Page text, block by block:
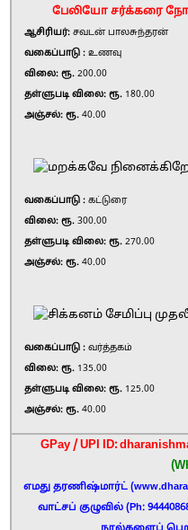
பேலியோ சர்க்கரை
ஆசிரியர்: சவடன் பாலசுந்தரன்
வகைப்பாடு : உணவு
விலை: ரூ. 200.00
தள்ளுபடி விலை: ரூ. 180.00
அஞ்சல்: ரூ. 40.00
வகைப்பாடு : கட்டுரை
விலை: ரூ. 300.00
தள்ளுபடி விலை: ரூ. 270.00
அஞ்சல்: ரூ. 40.00
வகைப்பாடு : வர்த்தகம்
விலை: ரூ. 135.00
தள்ளுபடி விலை: ரூ. 125.00
அஞ்சல்: ரூ. 40.00
GPay / UPI ID:
எமது தரணிஷ்மார்ட்
வாட்சப் குழுவில் (Ph: